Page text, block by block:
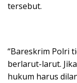
tersebut.
“Bareskrim Polri
berlarut-larut.
hukum harus